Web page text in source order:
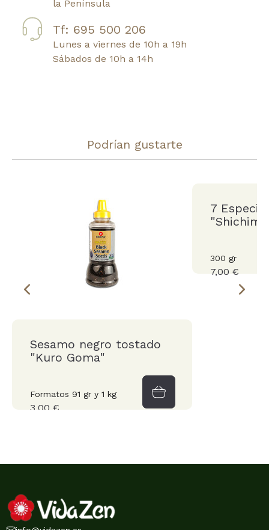
la Península
Tf: 695 500 206
Lunes a viernes de 10h a 19h
Sábados de 10h a 14h
Podrían gustarte
Sesamo negro tostado
"Kuro Goma"
Formatos 91 gr y 1 kg
3,00 €
7
"Shichimi
300 gr
7,00 €